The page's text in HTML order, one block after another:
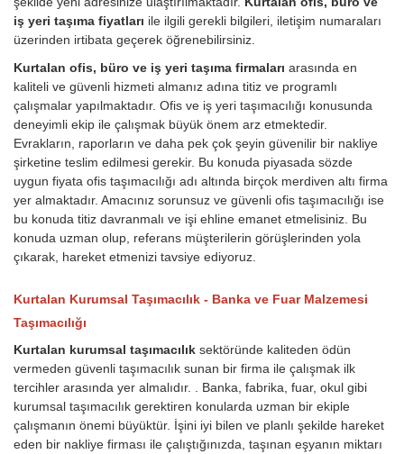
iş yeri taşıma fiyatları ile ilgili gerekli bilgileri, iletişim numaraları
üzerinden irtibata geçerek öğrenebilirsiniz.
Kurtalan ofis, büro ve iş yeri taşıma firmaları arasında en
kaliteli ve güvenli hizmeti almanız adına titiz ve programlı
çalışmalar yapılmaktadır. Ofis ve iş yeri taşımacılığı konusunda
deneyimli ekip ile çalışmak büyük önem arz etmektedir.
Evrakların, raporların ve daha pek çok şeyin güvenilir bir nakliye
şirketine teslim edilmesi gerekir. Bu konuda piyasada sözde
uygun fiyata ofis taşımacılığı adı altında birçok merdiven altı firma
yer almaktadır. Amacınız sorunsuz ve güvenli ofis taşımacılığı ise
bu konuda titiz davranmalı ve işi ehline emanet etmelisiniz. Bu
konuda uzman olup, referans müşterilerin görüşlerinden yola
çıkarak, hareket etmenizi tavsiye ediyoruz.
Kurtalan Kurumsal Taşımacılık - Banka ve Fuar Malzemesi
Taşımacılığı
Kurtalan kurumsal taşımacılık sektöründe kaliteden ödün
vermeden güvenli taşımacılık sunan bir firma ile çalışmak ilk
tercihler arasında yer almalıdır. . Banka, fabrika, fuar, okul gibi
kurumsal taşımacılık gerektiren konularda uzman bir ekiple
çalışmanın önemi büyüktür. İşini iyi bilen ve planlı şekilde hareket
eden bir nakliye firması ile çalıştığınızda, taşınan eşyanın miktarı